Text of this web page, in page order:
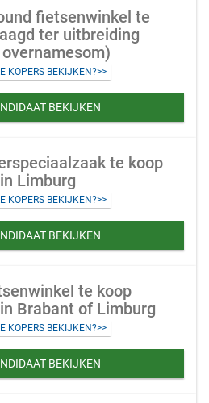
fietsenwinkel te
ter uitbreiding
KOPERS BEKIJKEN?>>
BEKIJKEN
te koop
Limburg
KOPERS BEKIJKEN?>>
BEKIJKEN
te koop
Brabant of Limburg
KOPERS BEKIJKEN?>>
BEKIJKEN